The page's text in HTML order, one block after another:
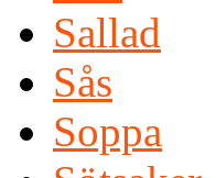
Sallad
Sås
Soppa